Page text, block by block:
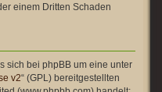
einem Dritten Schaden
sich bei phpBB um eine unter
v2“ (GPL) bereitgestellten